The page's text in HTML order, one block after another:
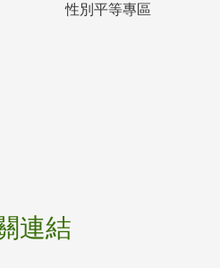
性別平等專區
連結